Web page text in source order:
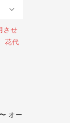
させ
花代
オー